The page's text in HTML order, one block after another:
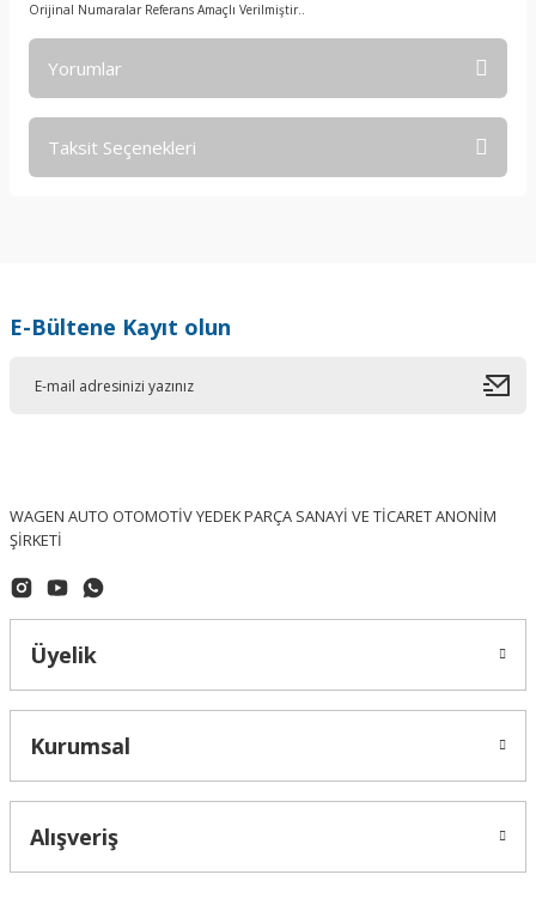
Orijinal Numaralar Referans Amaçlı Verilmiştir..
Yorumlar
Taksit Seçenekleri
E-Bültene Kayıt olun
WAGEN AUTO OTOMOTİV YEDEK PARÇA SANAYİ VE TİCARET ANONİM
ŞİRKETİ
Üyelik
Kurumsal
Alışveriş